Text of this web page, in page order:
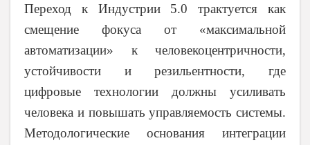
Переход к Индустрии 5.0 трактуется как
смещение фокуса от «максимальной
автоматизации» к человекоцентричности,
устойчивости и резильентности, где
цифровые технологии должны усиливать
человека и повышать управляемость системы.
Методологические основания интеграции